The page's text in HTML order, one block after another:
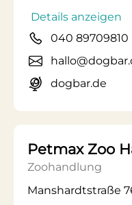
Details anzeigen
040 89709810
dogbar.de
Petmax Zoo
Zoohandlung
Manshardtstraße